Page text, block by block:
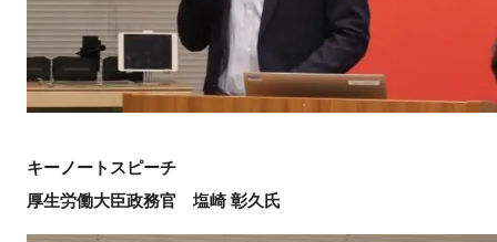
キーノートスピーチ
厚生労働大臣政務官 塩崎 彰久氏